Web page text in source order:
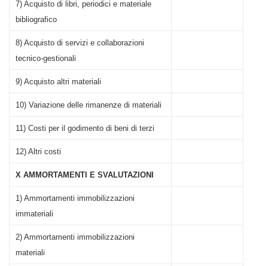
7) Acquisto di libri, periodici e materiale
bibliografico
8) Acquisto di servizi e collaborazioni
tecnico-gestionali
9) Acquisto altri materiali
10) Variazione delle rimanenze di materiali
11) Costi per il godimento di beni di terzi
12) Altri costi
X AMMORTAMENTI E SVALUTAZIONI
1) Ammortamenti immobilizzazioni
immateriali
2) Ammortamenti immobilizzazioni
materiali